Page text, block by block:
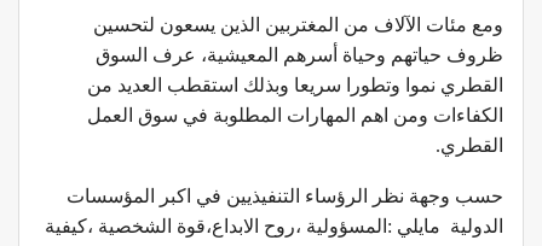
ومع مئات الآلاف من المغتربين الذين يسعون لتحسين
ظروف حياتهم وحياة أسرهم المعيشية، عرف السوق
القطري نموا وتطورا سريعا وبذلك استقطب العديد من
الكفاءات ومن اهم المهارات المطلوبة في سوق العمل
القطري.
حسب وجهة نظر الرؤساء التنفيذيين في اكبر المؤسسات
الدولية مايلي :المسؤولية ،روح الابداع،قوة الشخصية ،كيفية